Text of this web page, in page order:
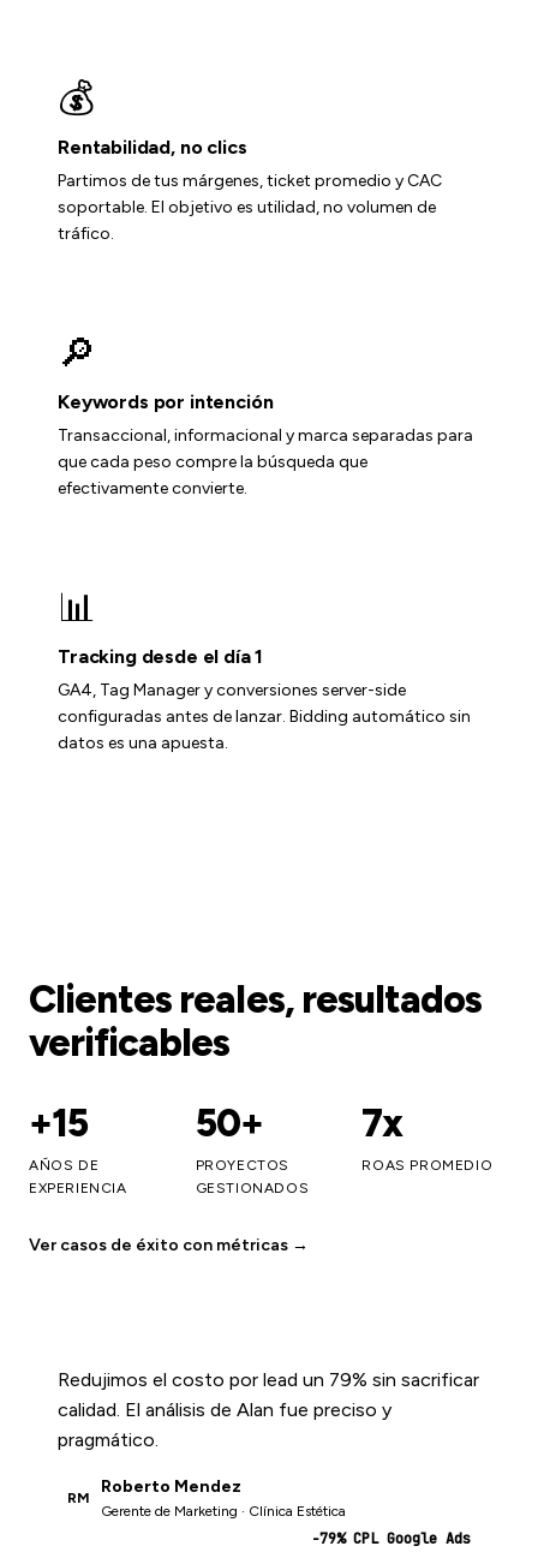
💰
Rentabilidad, no clics
Partimos de tus márgenes, ticket promedio y CAC
soportable. El objetivo es utilidad, no volumen de
tráfico.
🔎
Keywords por intención
Transaccional, informacional y marca separadas para
que cada peso compre la búsqueda que
efectivamente convierte.
📊
Tracking desde el día 1
GA4, Tag Manager y conversiones server-side
configuradas antes de lanzar. Bidding automático sin
datos es una apuesta.
Clientes reales, resultados
verificables
+15
AÑOS DE
EXPERIENCIA
50+
PROYECTOS
GESTIONADOS
7x
ROAS PROMEDIO
Ver casos de éxito con métricas →
Redujimos el costo por lead un 79% sin sacrificar
calidad. El análisis de Alan fue preciso y
pragmático.
RM
Roberto Mendez
Gerente de Marketing · Clínica Estética
−79% CPL Google Ads